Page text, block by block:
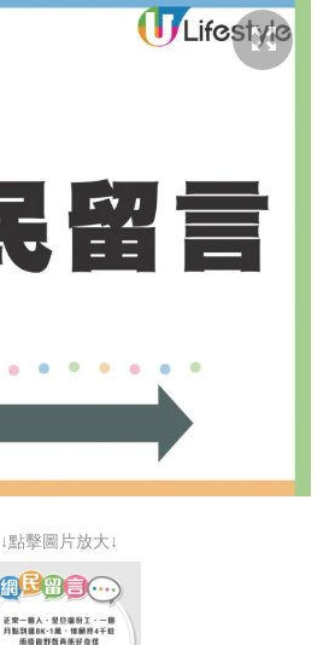
↓點擊圖片放大↓